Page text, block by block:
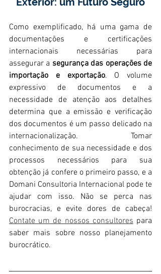
Como exemplificado, há uma gama de
documentações e certificações
internacionais necessárias para
assegurar a segurança das operações de
importação e exportação. O volume
expressivo de documentos e a
necessidade de atenção aos detalhes
determina que a emissão e verificação
dos documentos é um passo delicado na
internacionalização. Tomar
conhecimento de sua necessidade e dos
processos necessários para sua
obtenção já confere o primeiro passo, e a
Domani Consultoria Internacional pode te
ajudar com isso. Não se perca nas
Contate um de nossos consultores para
saber mais sobre nosso planejamento
burocrático.